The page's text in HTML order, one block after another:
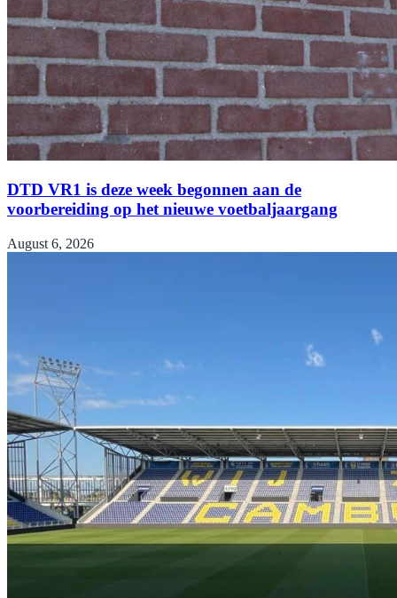
DTD VR1 is deze week begonnen aan de
voorbereiding op het nieuwe voetbaljaargang
August 6, 2026